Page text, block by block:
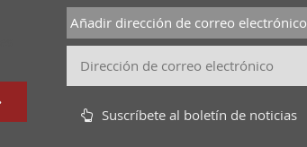
Añadir dirección de correo electrónico
Suscríbete al boletín de noticias